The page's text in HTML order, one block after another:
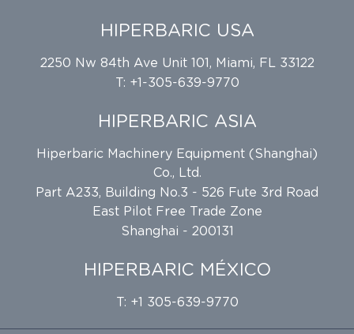
HIPERBARIC USA
2250 Nw 84th Ave Unit 101, Miami, FL 33122
T: +1-305-639-9770
HIPERBARIC ASIA
Hiperbaric Machinery Equipment (Shanghai)
Co., Ltd.
Part A233, Building No.3 - 526 Fute 3rd Road
East Pilot Free Trade Zone
Shanghai - 200131
HIPERBARIC MÉXICO
T: +1 305-639-9770